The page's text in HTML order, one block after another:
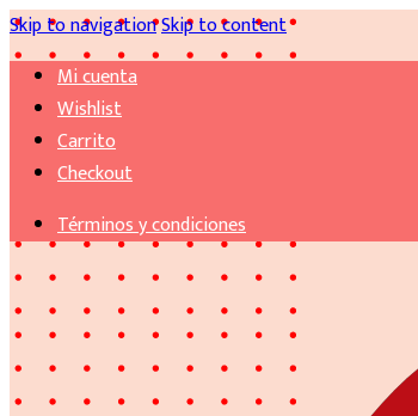
Skip to navigationSkip to content
Mi cuenta
Wishlist
Carrito
Checkout
Términos y condiciones